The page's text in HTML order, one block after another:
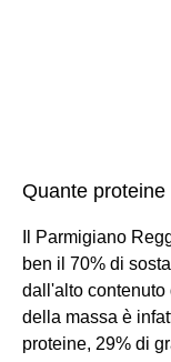
Quante
Il Parmigiano
ben il 70% di
dall'alto contenuto
della massa è
proteine, 29% di